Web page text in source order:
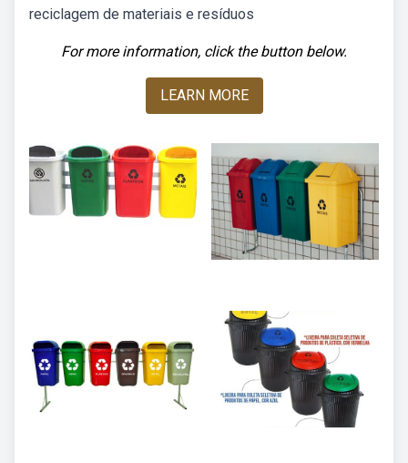
reciclagem de materiais e resíduos
For more information, click the button below.
LEARN MORE